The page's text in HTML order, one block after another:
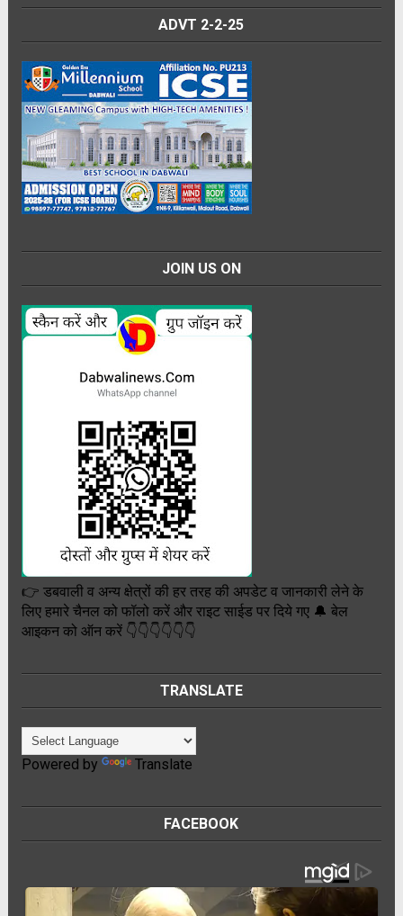
ADVT 2-2-25
JOIN US ON
👉 डबवाली व अन्य क्षेत्रों की हर तरह की अपडेट व जानकारी लेने के
लिए हमारे चैनल को फॉलो करें और राइट साईड पर दिये गए 🔔 बेल
आइकन को ऑन करें 👇👇👇👇👇👇
TRANSLATE
Powered by Translate
FACEBOOK